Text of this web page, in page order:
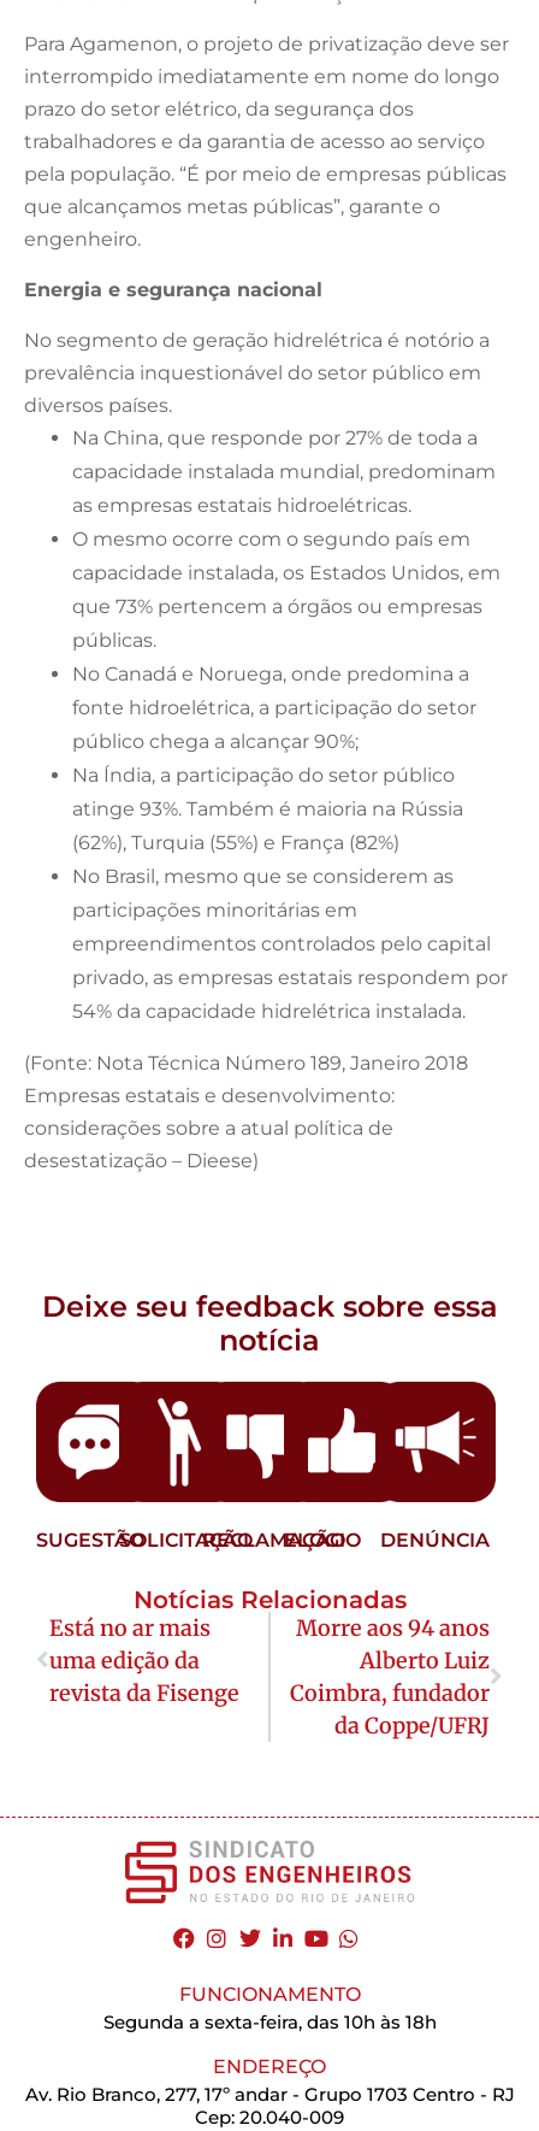
Para Agamenon, o projeto de privatização deve ser
interrompido imediatamente em nome do longo
prazo do setor elétrico, da segurança dos
trabalhadores e da garantia de acesso ao serviço
pela população. “É por meio de empresas públicas
que alcançamos metas públicas”, garante o
engenheiro.
Energia e segurança nacional
No segmento de geração hidrelétrica é notório a
prevalência inquestionável do setor público em
diversos países.
Na China, que responde por 27% de toda a
capacidade instalada mundial, predominam
as empresas estatais hidroelétricas.
O mesmo ocorre com o segundo país em
capacidade instalada, os Estados Unidos, em
que 73% pertencem a órgãos ou empresas
públicas.
No Canadá e Noruega, onde predomina a
fonte hidroelétrica, a participação do setor
público chega a alcançar 90%;
Na Índia, a participação do setor público
atinge 93%. Também é maioria na Rússia
(62%), Turquia (55%) e França (82%)
No Brasil, mesmo que se considerem as
participações minoritárias em
empreendimentos controlados pelo capital
privado, as empresas estatais respondem por
54% da capacidade hidrelétrica instalada.
(Fonte: Nota Técnica Número 189, Janeiro 2018
Empresas estatais e desenvolvimento:
considerações sobre a atual política de
desestatização – Dieese)
Deixe seu feedback sobre essa
notícia
SUGESTÃOSOLICITAÇÃORECLAMAÇÃO
ELOGIO DENÚNCIA
Notícias Relacionadas
Está no ar mais
uma edição da
revista da Fisenge
Morre aos 94 anos
Alberto Luiz
Coimbra, fundador
da Coppe/UFRJ
FUNCIONAMENTO
Segunda a sexta-feira, das 10h às 18h
ENDEREÇO
Av. Rio Branco, 277, 17º andar - Grupo 1703 Centro - RJ
Cep: 20.040-009